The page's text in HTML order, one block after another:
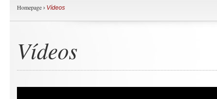
Homepage › Vídeos
Vídeos